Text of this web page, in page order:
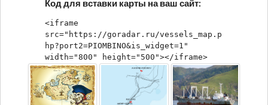
Код для вставки карты на ваш сайт:
<iframe
src="https://goradar.ru/vessels_map.p
hp?port2=PIOMBINO&is_widget=1"
width="800" height="500"></iframe>